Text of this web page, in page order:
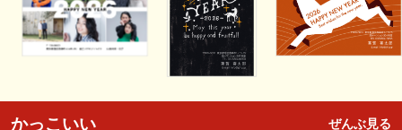
かっこいい ぜんぶ見る